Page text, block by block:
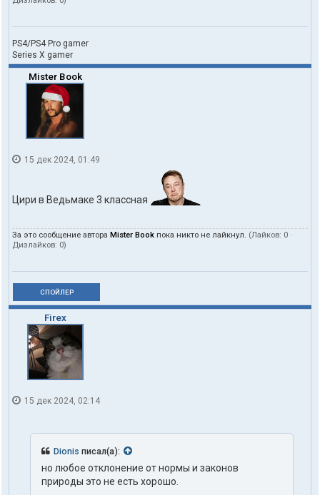
PS4/PS4 Pro gamer
Series X gamer
Mister Book
15 дек 2024, 01:49
Цири в Ведьмаке 3 классная
За это сообщение автора Mister Book пока никто не лайкнул. (Лайков: 0 ·
Дизлайков: 0)
СПОЙЛЕР
Firex
15 дек 2024, 02:14
Dionis писал(а):
но любое отклонение от нормы и законов
природы это не есть хорошо.